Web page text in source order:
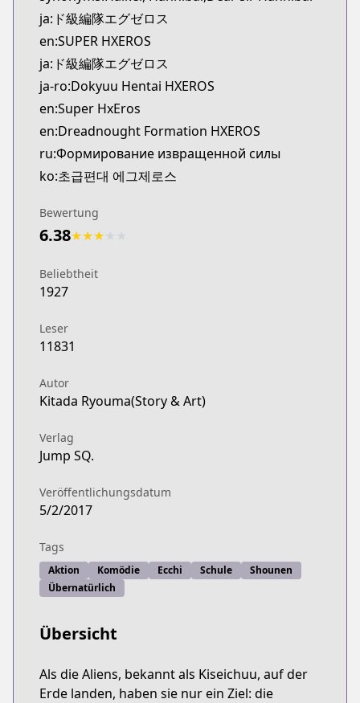
Kitsu
https://kitsu.app/manga/39805
CDJapan
CDJapan
https://www.anime-planet.com/manga/http://
MangaUpdates
MangaUpdates
https://www.mangaupdates.com/
Book☆Walker
Book☆Walker
Official English
Official English
ja:ド級編隊エグゼロス
en:SUPER HXEROS
ja:ド級編隊エグゼロス
ja-ro:Dokyuu Hentai HXEROS
en:Super HxEros
en:Dreadnought Formation HXEROS
ru:Формирование извращенной силы
ko:초급편대 에그제로스
Bewertung
6.38★★★
Beliebtheit
1927
Leser
11831
Autor
Kitada Ryouma(Story & Art)
Verlag
Jump SQ.
Veröffentlichungsdatum
5/2/2017
Tags
Aktion Komödie Ecchi Schule
Shounen
Übernatürlich
Übersicht
Als die Aliens, bekannt als Kiseichuu, auf der
Erde landen, haben sie nur ein Ziel: die